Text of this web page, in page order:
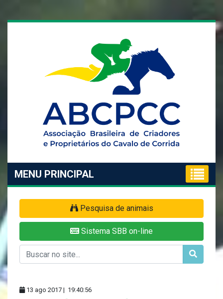
MENU PRINCIPAL
Pesquisa de animais
Sistema SBB on-line
13 ago 2017 | 19:40:56